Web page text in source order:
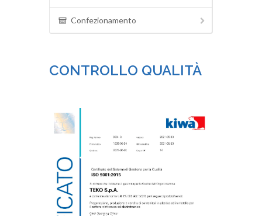
Confezionamento
CONTROLLO QUALITÀ